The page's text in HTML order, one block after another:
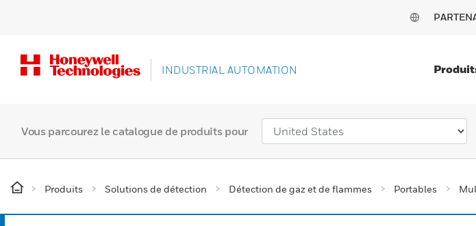
INDUSTRIAL AUTOMATION
Vous parcourez le catalogue de produits pour
Produits Solutions de détection Détection de gaz et de flammes Portables